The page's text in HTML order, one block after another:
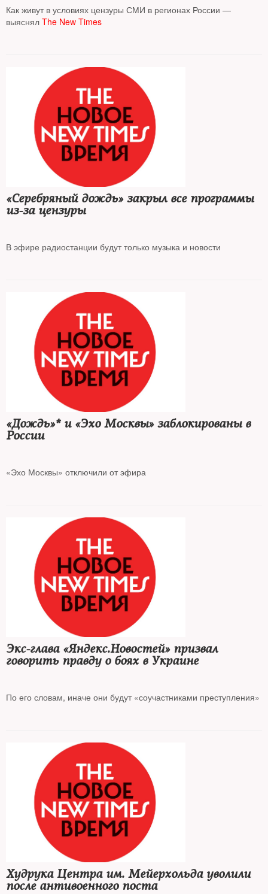
Как живут в условиях цензуры СМИ в регионах России —
выяснял The New Times
«Серебряный дождь» закрыл все программы
из-за цензуры
В эфире радиостанции будут только музыка и новости
«Дождь»* и «Эхо Москвы» заблокированы в
России
«Эхо Москвы» отключили от эфира
Экс-глава «Яндекс.Новостей» призвал
говорить правду о боях в Украине
По его словам, иначе они будут «соучастниками преступления»
Худрука Центра им. Мейерхольда уволили
после антивоенного поста